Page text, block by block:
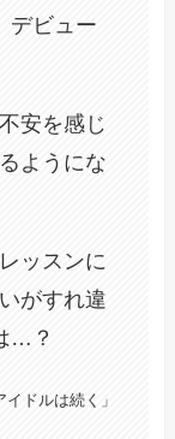
デビュー
安を感じ
ようにな
ッスンに
がすれ違
…？
ドルは続く」